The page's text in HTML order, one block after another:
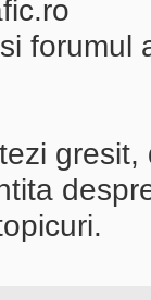
forumul